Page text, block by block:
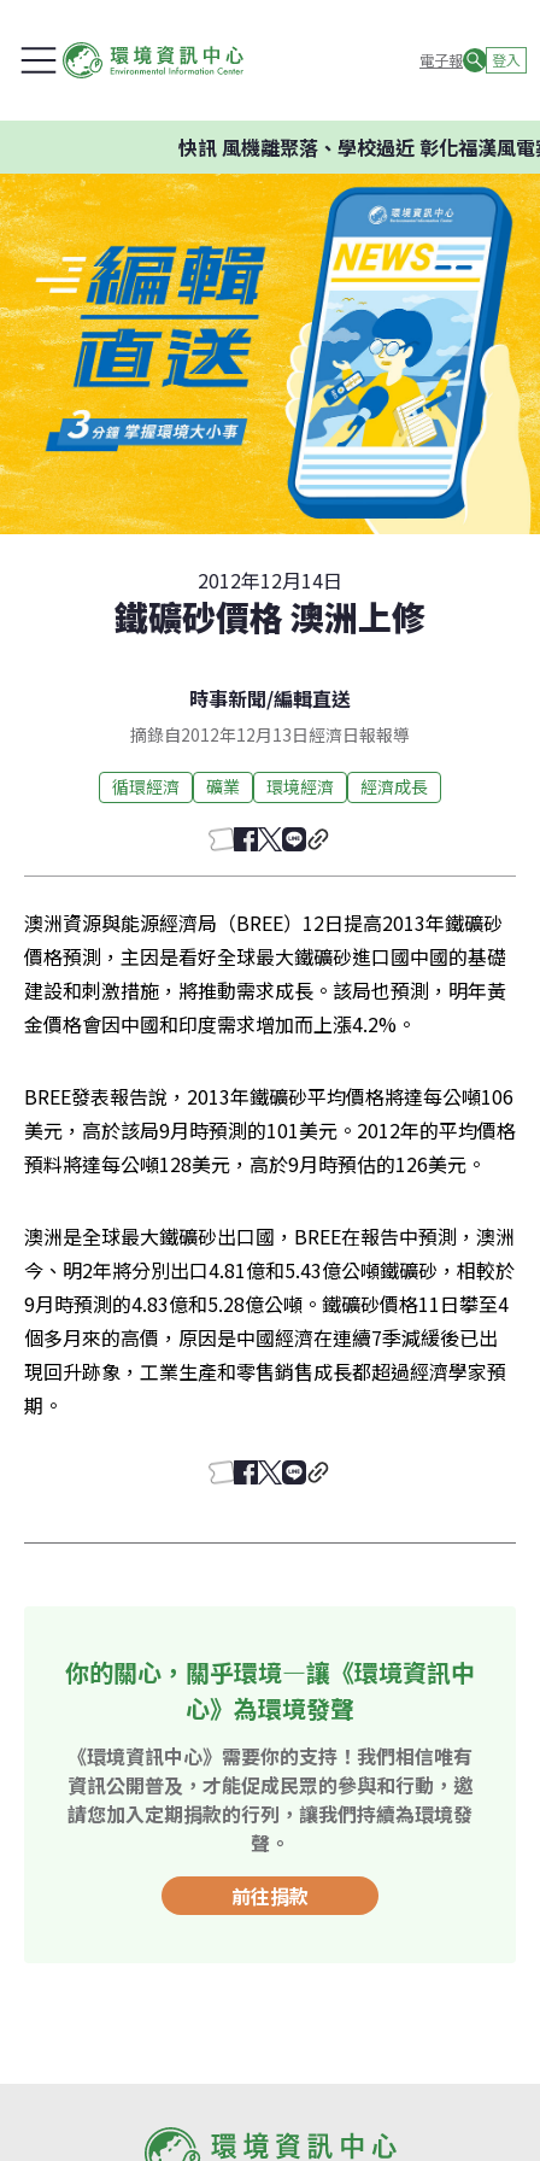
電子報 登入
快訊風機離聚落、學校過近 彰化福漢風電
2012年12月14日
鐵礦砂價格 澳洲上修
時事新聞/編輯直送
摘錄自2012年12月13日經濟日報報導
循環經濟 礦業 環境經濟 經濟成長
澳洲資源與能源經濟局（BREE）12日提高2013年鐵礦砂
價格預測，主因是看好全球最大鐵礦砂進口國中國的基礎
建設和刺激措施，將推動需求成長。該局也預測，明年黃
金價格會因中國和印度需求增加而上漲4.2%。
BREE發表報告說，2013年鐵礦砂平均價格將達每公噸106
美元，高於該局9月時預測的101美元。2012年的平均價格
預料將達每公噸128美元，高於9月時預估的126美元。
澳洲是全球最大鐵礦砂出口國，BREE在報告中預測，澳洲
今、明2年將分別出口4.81億和5.43億公噸鐵礦砂，相較於
9月時預測的4.83億和5.28億公噸。鐵礦砂價格11日攀至4
個多月來的高價，原因是中國經濟在連續7季減緩後已出
現回升跡象，工業生產和零售銷售成長都超過經濟學家預
期。
你的關心，關乎環境—讓《環境資訊中
心》為環境發聲
《環境資訊中心》需要你的支持！我們相信唯有
資訊公開普及，才能促成民眾的參與和行動，邀
請您加入定期捐款的行列，讓我們持續為環境發
聲。
前往捐款